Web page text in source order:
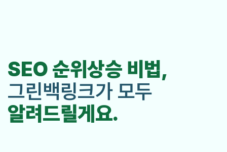
SEO 순위상승 비법,
그린백링크가 모두
알려드릴게요.